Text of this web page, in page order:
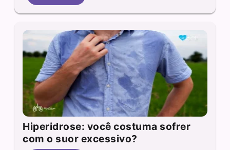
Hiperidrose: você costuma sofrer
com o suor excessivo?